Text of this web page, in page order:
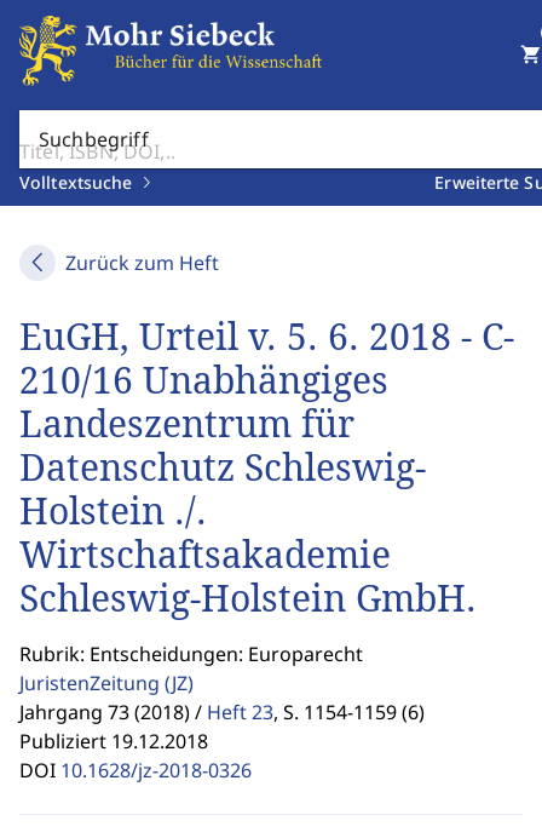
Suchbegriff
Volltextsuche Erweiterte
shopping_cart
Zurück zum Heft
EuGH, Urteil v. 5. 6. 2018 - C-
210/16 Unabhängiges
Landeszentrum für
Datenschutz Schleswig-
Holstein ./.
Wirtschaftsakademie
Schleswig-Holstein GmbH.
Rubrik: Entscheidungen: Europarecht
JuristenZeitung (JZ)
Jahrgang 73 (2018) / Heft 23, S. 1154-1159 (6)
Publiziert 19.12.2018
DOI 10.1628/jz-2018-0326